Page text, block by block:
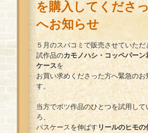
を購入してくださ
へお知らせ
５月のスパコミで販売させていただ
試作品のカモノハシ・コッペパーン
ケースを
お買い求めくださった方へ緊急のお
す。
当方でボツ作品のひとつを試用して
ろ、
パスケースを伸ばすリールのヒモの